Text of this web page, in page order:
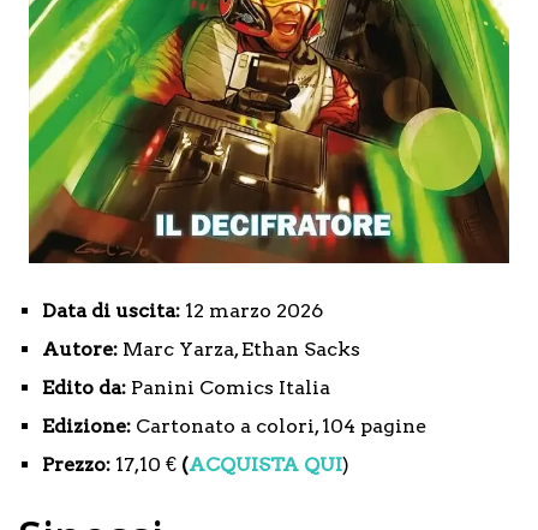
Data di uscita: 12 marzo 2026
Autore: Marc Yarza, Ethan Sacks
Edito da: Panini Comics Italia
Edizione: Cartonato a colori, 104 pagine
Prezzo: 17,10 € (ACQUISTA QUI)